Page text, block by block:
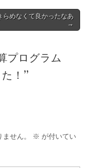
らめなくて良かったなあ
→
プログラム
！ ”
せん。 ※ が付いてい